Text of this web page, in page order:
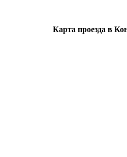
Карта проезда в